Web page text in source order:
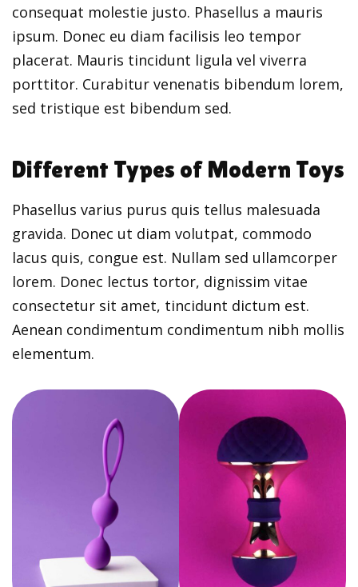
consequat molestie justo. Phasellus a mauris
ipsum. Donec eu diam facilisis leo tempor
placerat. Mauris tincidunt ligula vel viverra
porttitor. Curabitur venenatis bibendum lorem,
sed tristique est bibendum sed.
Different Types of Modern Toys
Phasellus varius purus quis tellus malesuada
gravida. Donec ut diam volutpat, commodo
lacus quis, congue est. Nullam sed ullamcorper
lorem. Donec lectus tortor, dignissim vitae
consectetur sit amet, tincidunt dictum est.
Aenean condimentum condimentum nibh mollis
elementum.